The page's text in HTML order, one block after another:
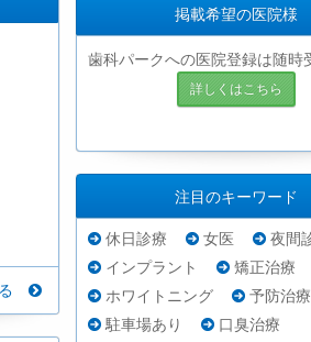
掲載希望の医院様
歯科パークへの医院登録は随時
詳しくはこちら
注目のキーワード
休日診療 女医
夜間
インプラント
矯正治療
ホワイトニング
予防治療
駐車場あり
口臭治療